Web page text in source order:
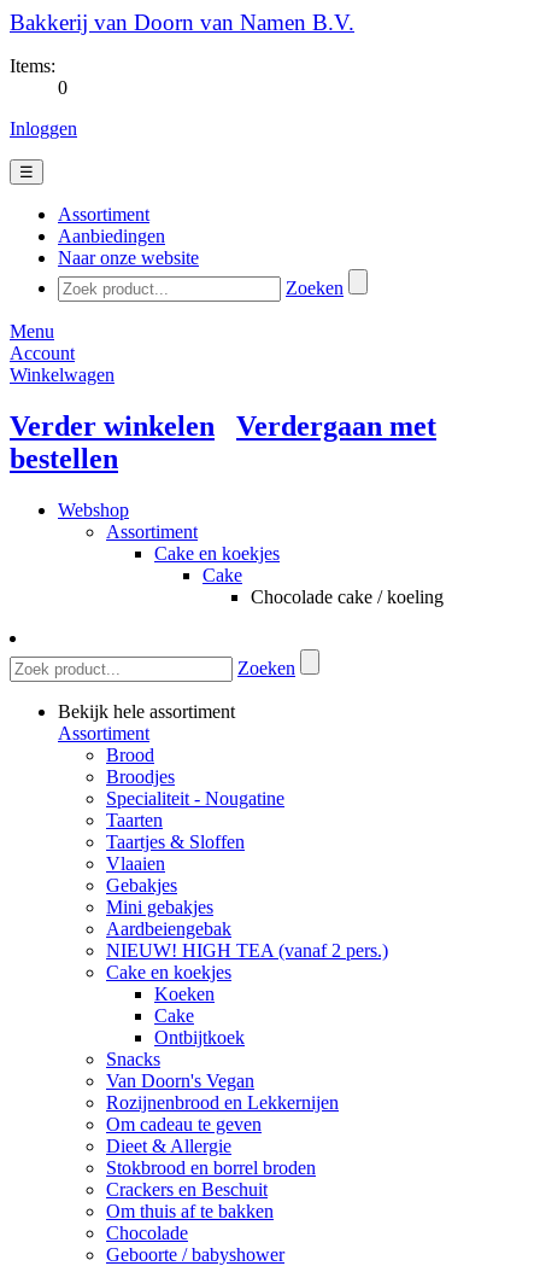
Bakkerij van Doorn van Namen B.V.
Items:
0
Inloggen
☰
Assortiment
Aanbiedingen
Naar onze website
Zoeken
Menu
Account
Winkelwagen
Verder winkelen
Verdergaan met
bestellen
Webshop
Assortiment
Cake en koekjes
Cake
Chocolade cake / koeling
Zoeken
Bekijk hele assortiment
Assortiment
Brood
Broodjes
Specialiteit - Nougatine
Taarten
Taartjes & Sloffen
Vlaaien
Gebakjes
Mini gebakjes
Aardbeiengebak
NIEUW! HIGH TEA (vanaf 2 pers.)
Cake en koekjes
Koeken
Cake
Ontbijtkoek
Snacks
Van Doorn's Vegan
Rozijnenbrood en Lekkernijen
Om cadeau te geven
Dieet & Allergie
Stokbrood en borrel broden
Crackers en Beschuit
Om thuis af te bakken
Chocolade
Geboorte / babyshower